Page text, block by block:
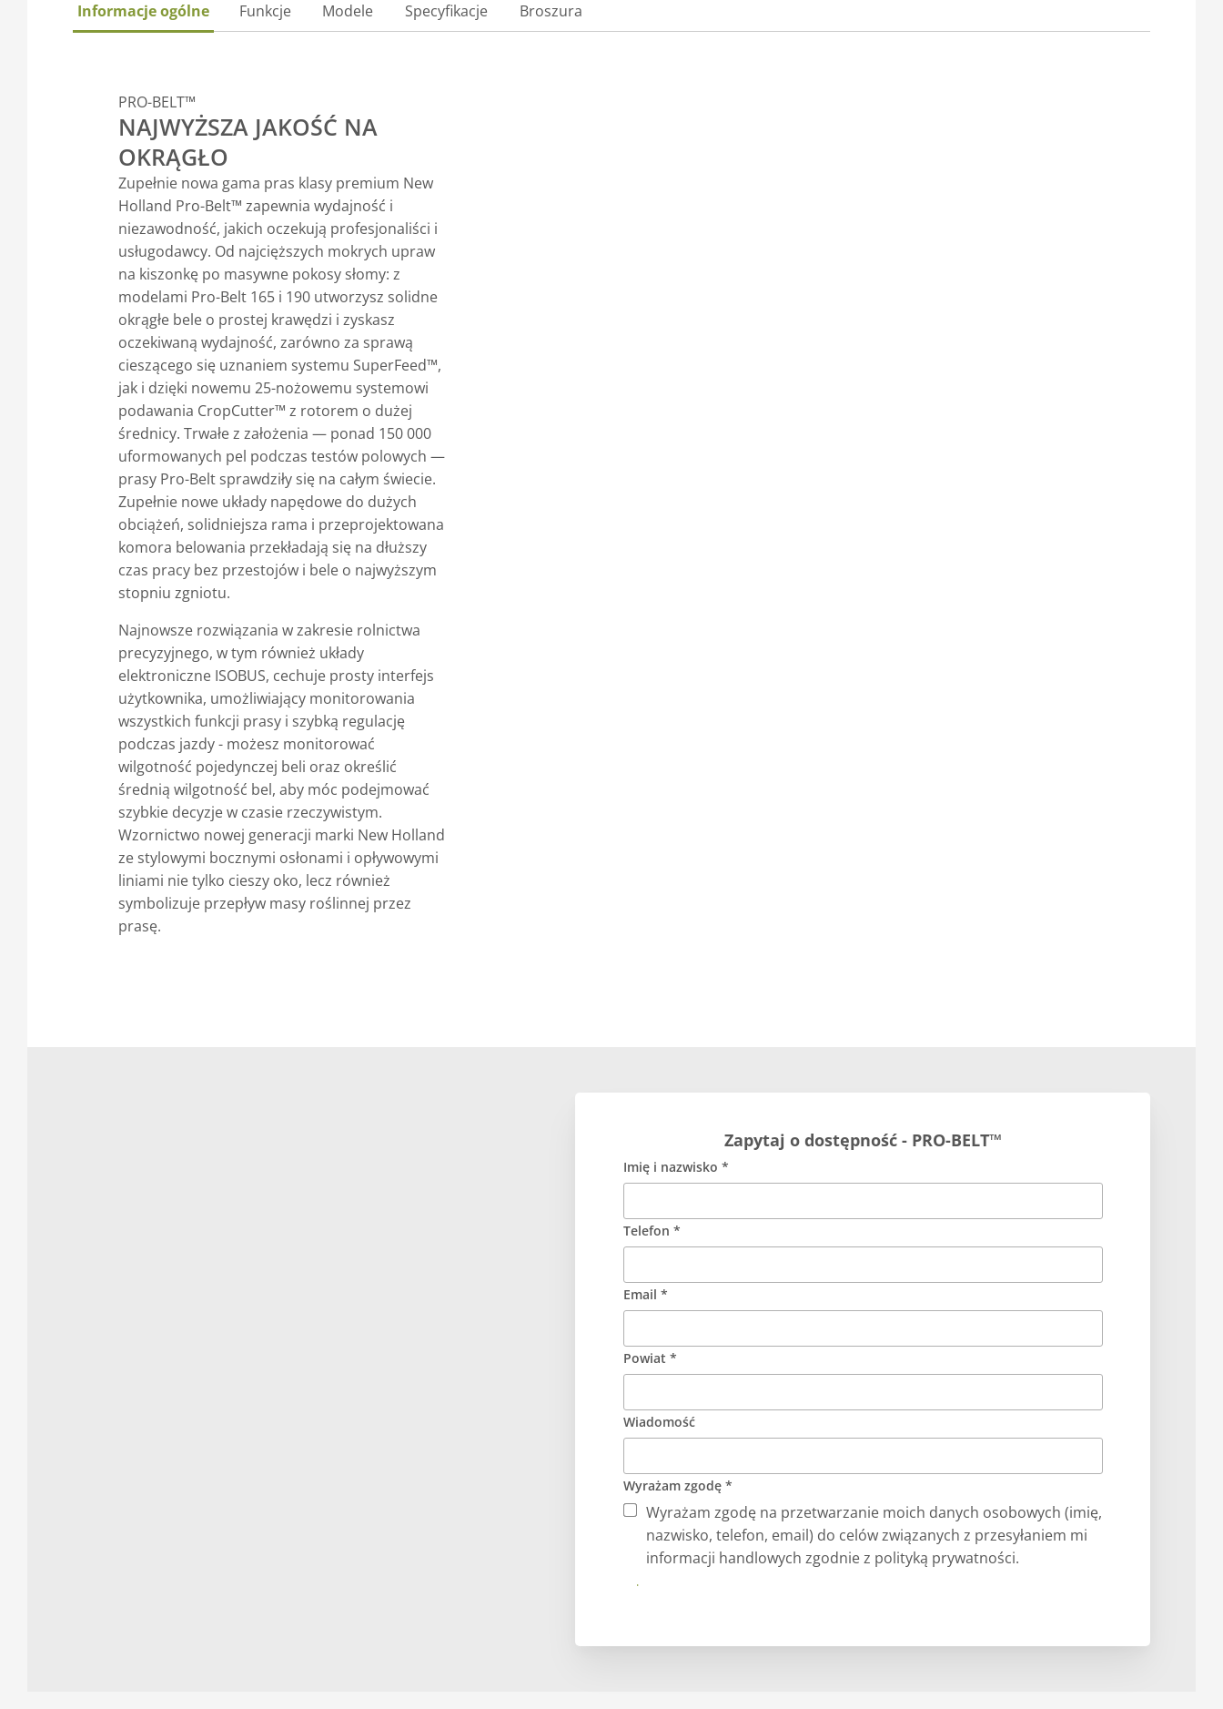
Informacje ogólne Funkcje Modele Specyfikacje Broszura
PRO-BELT™
NAJWYŻSZA JAKOŚĆ NA
OKRĄGŁO
Zupełnie nowa gama pras klasy premium New
Holland Pro-Belt™ zapewnia wydajność i
niezawodność, jakich oczekują profesjonaliści i
usługodawcy. Od najcięższych mokrych upraw
na kiszonkę po masywne pokosy słomy: z
modelami Pro-Belt 165 i 190 utworzysz solidne
okrągłe bele o prostej krawędzi i zyskasz
oczekiwaną wydajność, zarówno za sprawą
cieszącego się uznaniem systemu SuperFeed™,
jak i dzięki nowemu 25-nożowemu systemowi
podawania CropCutter™ z rotorem o dużej
średnicy. Trwałe z założenia — ponad 150 000
uformowanych pel podczas testów polowych —
prasy Pro-Belt sprawdziły się na całym świecie.
Zupełnie nowe układy napędowe do dużych
obciążeń, solidniejsza rama i przeprojektowana
komora belowania przekładają się na dłuższy
czas pracy bez przestojów i bele o najwyższym
stopniu zgniotu.
Najnowsze rozwiązania w zakresie rolnictwa
precyzyjnego, w tym również układy
elektroniczne ISOBUS, cechuje prosty interfejs
użytkownika, umożliwiający monitorowania
wszystkich funkcji prasy i szybką regulację
podczas jazdy - możesz monitorować
wilgotność pojedynczej beli oraz określić
średnią wilgotność bel, aby móc podejmować
szybkie decyzje w czasie rzeczywistym.
Wzornictwo nowej generacji marki New Holland
ze stylowymi bocznymi osłonami i opływowymi
liniami nie tylko cieszy oko, lecz również
symbolizuje przepływ masy roślinnej przez
prasę.
Zapytaj o dostępność - PRO-BELT™
Imię i nazwisko *
Telefon *
Email *
Powiat *
Wiadomość
Wyrażam zgodę *
Wyrażam zgodę na przetwarzanie moich danych osobowych (imię,
nazwisko, telefon, email) do celów związanych z przesyłaniem mi
informacji handlowych zgodnie z polityką prywatności.
Prześlij